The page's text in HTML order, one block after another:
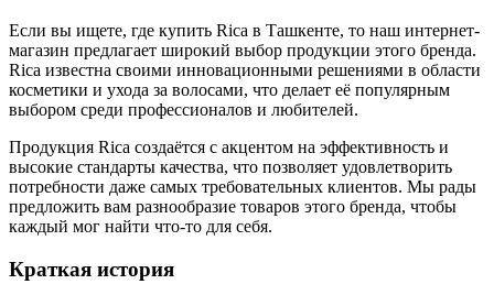
Если вы ищете, где купить Rica в Ташкенте, то наш интернет-
магазин предлагает широкий выбор продукции этого бренда.
Rica известна своими инновационными решениями в области
косметики и ухода за волосами, что делает её популярным
выбором среди профессионалов и любителей.
Продукция Rica создаётся с акцентом на эффективность и
высокие стандарты качества, что позволяет удовлетворить
потребности даже самых требовательных клиентов. Мы рады
предложить вам разнообразие товаров этого бренда, чтобы
каждый мог найти что-то для себя.
Краткая история